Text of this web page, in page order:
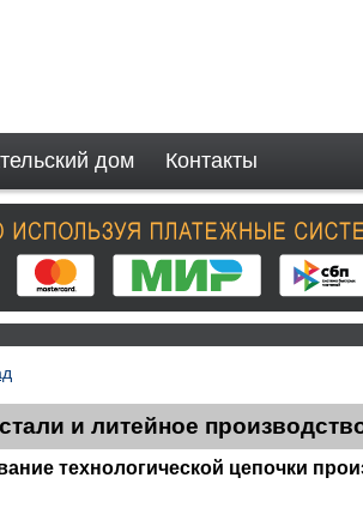
дом Контакты
и литейное
технологической цепочки